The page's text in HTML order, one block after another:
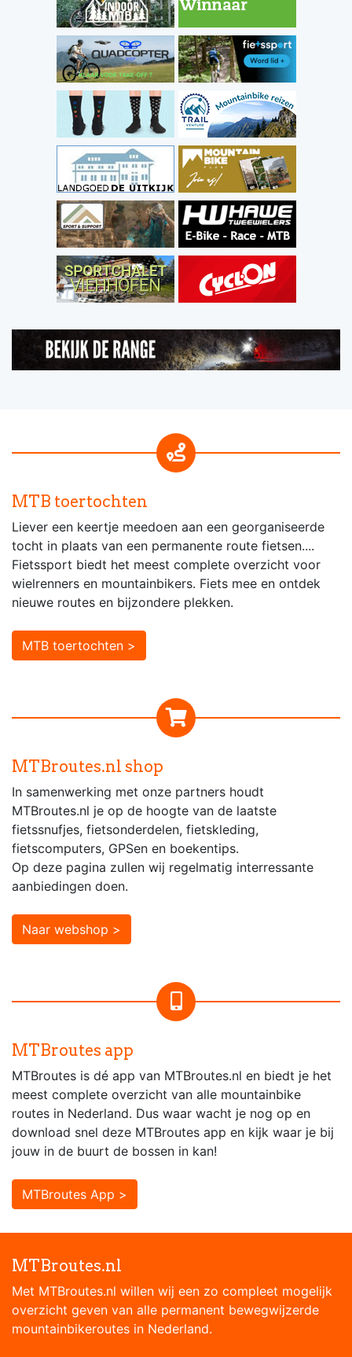
MTB toertochten
Liever een keertje meedoen aan een georganiseerde
tocht in plaats van een permanente route fietsen....
Fietssport biedt het meest complete overzicht voor
wielrenners en mountainbikers. Fiets mee en ontdek
nieuwe routes en bijzondere plekken.
MTB toertochten >
MTBroutes.nl shop
In samenwerking met onze partners houdt
MTBroutes.nl je op de hoogte van de laatste
fietssnufjes, fietsonderdelen, fietskleding,
fietscomputers, GPSen en boekentips.
Op deze pagina zullen wij regelmatig interressante
aanbiedingen doen.
Naar webshop >
MTBroutes app
MTBroutes is dé app van MTBroutes.nl en biedt je het
meest complete overzicht van alle mountainbike
routes in Nederland. Dus waar wacht je nog op en
download snel deze MTBroutes app en kijk waar je bij
jouw in de buurt de bossen in kan!
MTBroutes App >
MTBroutes.nl
Met MTBroutes.nl willen wij een zo compleet mogelijk
overzicht geven van alle permanent bewegwijzerde
mountainbikeroutes in Nederland.